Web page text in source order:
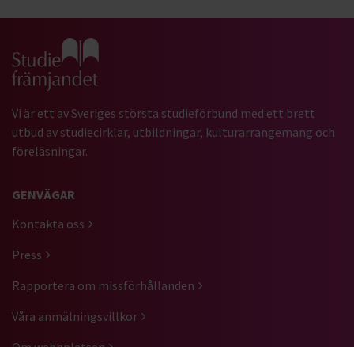
Gå till studiefrämjandets startsida
Vi är ett av Sveriges största studieförbund med ett brett
utbud av studiecirklar, utbildningar, kulturarrangemang och
föreläsningar.
GENVÄGAR
Kontakta oss
Press
Rapportera om missförhållanden
Våra anmälningsvillkor